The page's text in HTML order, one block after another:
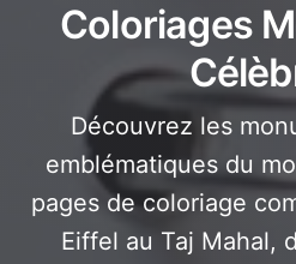
Coloriages
Découvrez les
emblématiques du
pages de coloriage
Eiffel au Taj Mahal,